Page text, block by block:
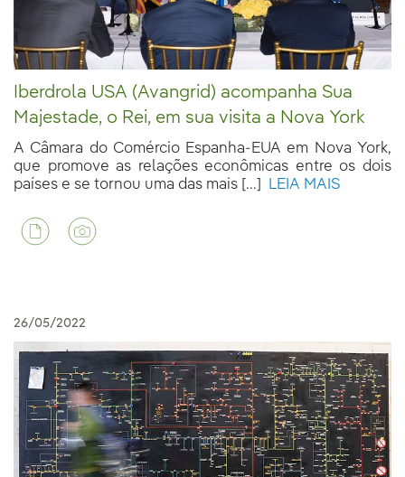
Iberdrola USA (Avangrid) acompanha Sua
Majestade, o Rei, em sua visita a Nova York
A Câmara do Comércio Espanha-EUA em Nova York,
que promove as relações econômicas entre os dois
países e se tornou uma das mais [...]
LEIA MAIS
26/05/2022